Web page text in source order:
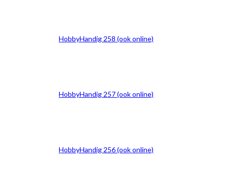
HobbyHandig 258 (ook online)
HobbyHandig 257 (ook online)
HobbyHandig 256 (ook online)